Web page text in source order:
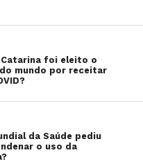
foi eleito o
mundo por receitar
da Saúde pediu
o uso da